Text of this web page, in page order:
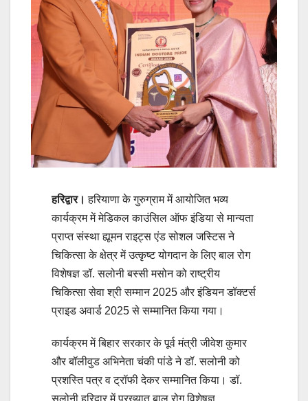
हरिद्वार। हरियाणा के गुरुग्राम में आयोजित भव्य
कार्यक्रम में मेडिकल काउंसिल ऑफ इंडिया से मान्यता
प्राप्त संस्था ह्यूमन राइट्स एंड सोशल जस्टिस ने
चिकित्सा के क्षेत्र में उत्कृष्ट योगदान के लिए बाल रोग
विशेषज्ञ डॉ. सलोनी बस्सी मसोन को राष्ट्रीय
चिकित्सा सेवा श्री सम्मान 2025 और इंडियन डॉक्टर्स
प्राइड अवार्ड 2025 से सम्मानित किया गया।
कार्यक्रम में बिहार सरकार के पूर्व मंत्री जीवेश कुमार
और बॉलीवुड अभिनेता चंकी पांडे ने डॉ. सलोनी को
प्रशस्ति पत्र व ट्रॉफी देकर सम्मानित किया। डॉ.
सलोनी हरिद्वार में प्रख्यात बाल रोग विशेषज्ञ